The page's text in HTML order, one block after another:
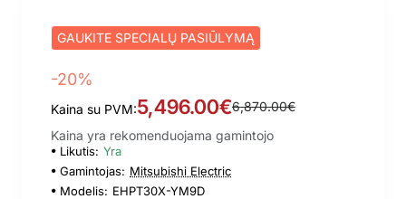
GAUKITE SPECIALŲ PASIŪLYMĄ
-20%
Kaina su PVM:5,496.00€6,870.00€
Kaina yra rekomenduojama gamintojo
Likutis: Yra
Gamintojas: Mitsubishi Electric
Modelis: EHPT30X-YM9D